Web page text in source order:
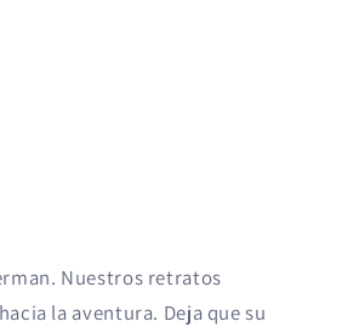
Nuestros retratos
la aventura. Deja que su